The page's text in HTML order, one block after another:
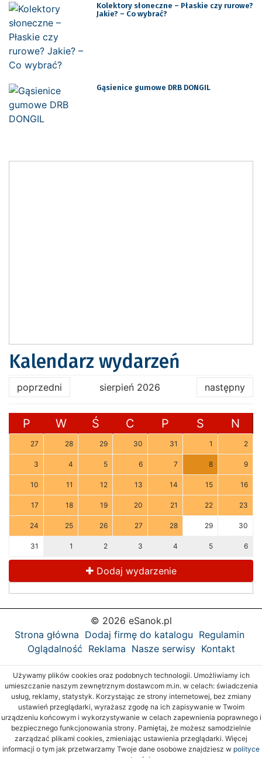
Kolektory słoneczne – Płaskie czy rurowe?
Jakie? – Co wybrać?
Gąsienice gumowe DRB DONGIL
Kalendarz wydarzeń
poprzedni sierpień 2026 następny
P W Ś C P S N
27 28 29 30 31 1 2
3 4 5 6 7 8 9
10 11 12 13 14 15 16
17 18 19 20 21 22 23
24 25 26 27 28 29 30
31 1 2 3 4 5 6
Dodaj wydarzenie
© 2026 eSanok.pl
Strona główna Dodaj firmę do katalogu Regulamin
Oglądalność Reklama Nasze serwisy Kontakt
Używamy plików cookies oraz podobnych technologii. Umożliwiamy ich
umieszczanie naszym zewnętrznym dostawcom m.in. w celach: świadczenia
usług, reklamy, statystyk. Korzystając ze strony internetowej, bez zmiany
ustawień przeglądarki, wyrażasz zgodę na ich zapisywanie w Twoim
urządzeniu końcowym i wykorzystywanie w celach zapewnienia poprawnego i
bezpiecznego funkcjonowania strony. Pamiętaj, że możesz samodzielnie
zarządzać plikami cookies, zmieniając ustawienia przeglądarki. Więcej
informacji o tym jak przetwarzamy Twoje dane osobowe znajdziesz w polityce